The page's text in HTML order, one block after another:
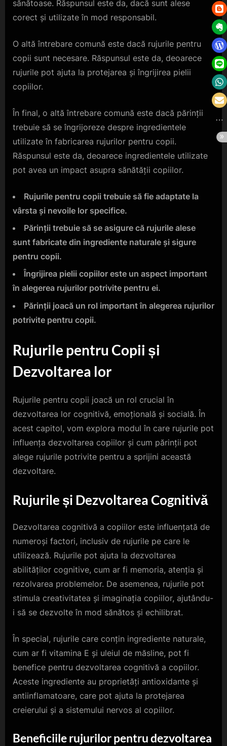
sănătoase. Răspunsul este da, dacă sunt alese
corect și utilizate în mod responsabil.
O altă întrebare comună este dacă rujurile pentru
copii sunt necesare. Răspunsul este da, deoarece
rujurile pot ajuta la protejarea și îngrijirea pielii
copiilor.
În final, o altă întrebare comună este dacă părinții
trebuie să se îngrijoreze despre ingredientele
utilizate în fabricarea rujurilor pentru copii.
Răspunsul este da, deoarece ingredientele utilizate
pot avea un impact asupra sănătății copiilor.
Rujurile pentru copii trebuie să fie adaptate la
vârsta și nevoile lor specifice.
Părinții trebuie să se asigure că rujurile alese
sunt fabricate din ingrediente naturale și sigure
pentru copii.
Îngrijirea pielii copiilor este un aspect important
în alegerea rujurilor potrivite pentru ei.
Părinții joacă un rol important în alegerea rujurilor
potrivite pentru copii.
Rujurile pentru Copii și
Dezvoltarea lor
Rujurile pentru copii joacă un rol crucial în
dezvoltarea lor cognitivă, emoțională și socială. În
acest capitol, vom explora modul în care rujurile pot
influența dezvoltarea copiilor și cum părinții pot
alege rujurile potrivite pentru a sprijini această
dezvoltare.
Rujurile și Dezvoltarea Cognitivă
Dezvoltarea cognitivă a copiilor este influențată de
numeroși factori, inclusiv de rujurile pe care le
utilizează. Rujurile pot ajuta la dezvoltarea
abilităților cognitive, cum ar fi memoria, atenția și
rezolvarea problemelor. De asemenea, rujurile pot
stimula creativitatea și imaginația copiilor, ajutându-
i să se dezvolte în mod sănătos și echilibrat.
În special, rujurile care conțin ingrediente naturale,
cum ar fi vitamina E și uleiul de măsline, pot fi
benefice pentru dezvoltarea cognitivă a copiilor.
Aceste ingrediente au proprietăți antioxidante și
antiinflamatoare, care pot ajuta la protejarea
creierului și a sistemului nervos al copiilor.
Beneficiile rujurilor pentru dezvoltarea